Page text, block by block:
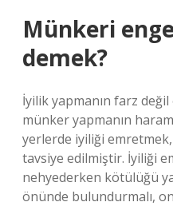
Münkeri
demek?
İyilik yapmanın farz
münker yapmanın
yerlerde iyiliği
tavsiye edilmiştir. İyiliği
nehyederken kötülüğü
önünde bulundurmalı,